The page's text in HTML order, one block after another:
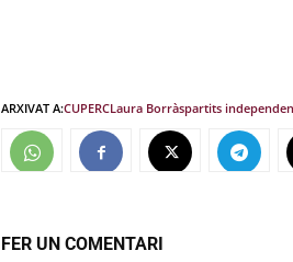
ARXIVAT A:CUPERCLaura Borràspartits
FER UN COMENTARI